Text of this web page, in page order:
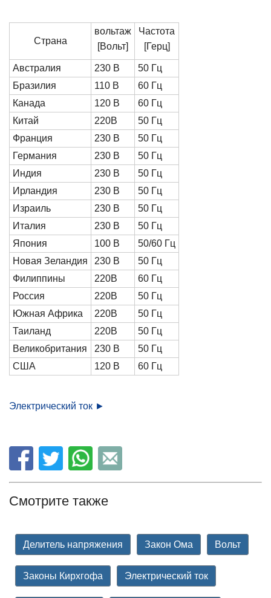
Страна
вольтаж
[Вольт]
Частота
[Герц]
Австралия 230 В
50 Гц
Бразилия
110 В
60 Гц
Канада
120 В
60 Гц
Китай
220В
50 Гц
Франция
230 В
50 Гц
Германия
230 В
50 Гц
Индия
230 В
50 Гц
Ирландия
230 В
50 Гц
Израиль
230 В
50 Гц
Италия
230 В
50 Гц
Япония
100 В
50/60 Гц
Новая Зеландия
230 В
50 Гц
Филиппины
220В
60 Гц
Россия
220В
50 Гц
Южная Африка
220В
50 Гц
Таиланд
220В
50 Гц
Великобритания
230 В
50 Гц
США
120 В 60 Гц
Электрический ток ►
Смотрите также
Делитель напряжения Закон Ома Вольт
Законы Кирхгофа Электрический ток